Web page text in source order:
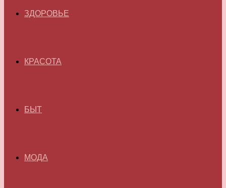
ЗДОРОВЬЕ
КРАСОТА
БЫТ
МОДА